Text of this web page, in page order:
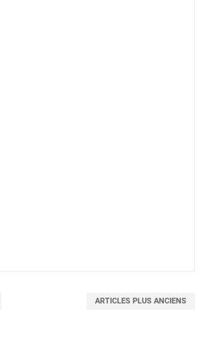
ARTICLES PLUS ANCIENS